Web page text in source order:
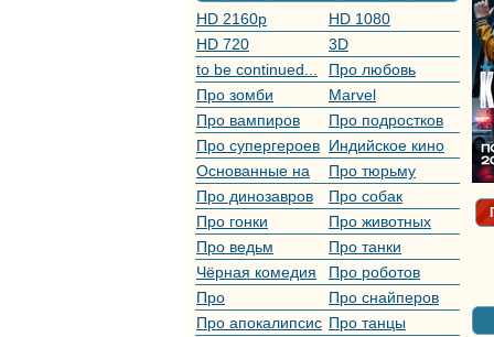
HD 2160р
HD 1080
HD 720
3D
to be continued...
Про любовь
Про зомби
Marvel
Про вампиров
Про подростков
Про супергероев Индийское кино
Основанные на
реальных
событиях
Про тюрьму
Про динозавров
Про собак
Про гонки
Про животных
Про ведьм
Про танки
Чёрная комедия
Про роботов
Про
инопланетян
Про снайперов
Про апокалипсис Про танцы